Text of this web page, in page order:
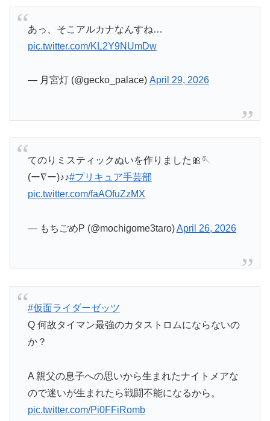
あっ、そこアルカナなんすね…
pic.twitter.com/KL2Y9NUmDw
— 月宮灯 (@gecko_palace) April 29, 2026
てのりミスティックぬいを作りました🎀🪡
(ー∇ー)♪♪#プリキュア手芸部
pic.twitter.com/faAOfuZzMX
— もちごめP (@mochigome3taro)April 26, 2026
#仮面ライダーゼッツ
Q 何故タイマン最強のカタストロムにならないの
か？
A 親父の息子への思いから生まれたナイトメアな
ので迷いが生まれたら戦闘不能になるから。
pic.twitter.com/Pi0FFiRomb